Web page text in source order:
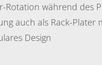
Rotation während des
auch als Rack-Plater
Design